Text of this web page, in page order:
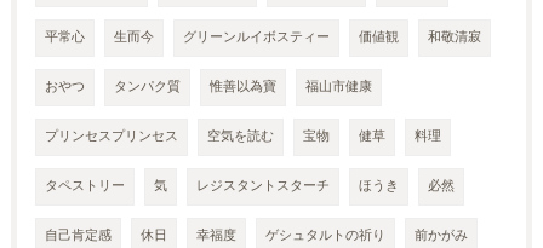
平常心 生而今 グリーンルイボスティー 価値観 和敬清寂
おやつ タンパク質 惟善以為寶 福山市健康
プリンセスプリンセス 空気を読む 宝物 健草 料理
タペストリー 気 レジスタントスターチ ほうき 必然
自己肯定感 休日 幸福度 ゲシュタルトの祈り 前かがみ